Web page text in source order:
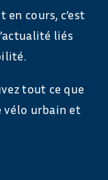
cours, c’est
liés
tout ce que
vélo urbain et